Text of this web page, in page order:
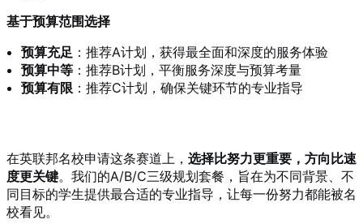
基于预算范围选择
预算充足 ：推荐A计划，获得最全面和深度的服务体验
预算中等 ：推荐B计划，平衡服务深度与预算考量
预算有限 ：推荐C计划，确保关键环节的专业指导
在英联邦名校申请这条赛道上， 选择比努力更重要，方向比速
度更关键。我们的A/B/C三级规划套餐，旨在为不同背景、不
同目标的学生提供最合适的专业指导，让每一份努力都能被名
校看见。